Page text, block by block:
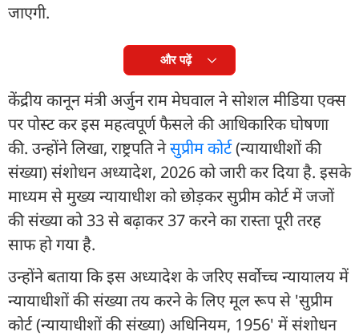
जाएगी.
और पढ़ें
केंद्रीय कानून मंत्री अर्जुन राम मेघवाल ने सोशल मीडिया एक्स
पर पोस्ट कर इस महत्वपूर्ण फैसले की आधिकारिक घोषणा
की. उन्होंने लिखा, राष्ट्रपति नेसुप्रीम कोर्ट(न्यायाधीशों की
संख्या) संशोधन अध्यादेश, 2026 को जारी कर दिया है. इसके
माध्यम से मुख्य न्यायाधीश को छोड़कर सुप्रीम कोर्ट में जजों
की संख्या को 33 से बढ़ाकर 37 करने का रास्ता पूरी तरह
साफ हो गया है.
उन्होंने बताया कि इस अध्यादेश के जरिए सर्वोच्च न्यायालय में
न्यायाधीशों की संख्या तय करने के लिए मूल रूप से 'सुप्रीम
कोर्ट (न्यायाधीशों की संख्या) अधिनियम, 1956' में संशोधन